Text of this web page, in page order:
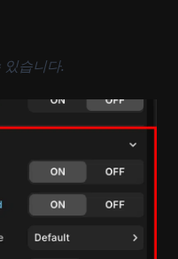
습니다.